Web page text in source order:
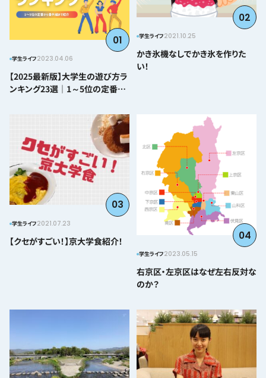
01
学生ライフ2023.04.06
【2025最新版】大学生の遊び方ラ
ンキング23選｜1～5位の定番か
02
学生ライフ2021.10.25
かき氷機なしでかき氷を作りた
い！
03
学生ライフ2021.07.23
【クセがすごい！】京大学食紹介！ 04
学生ライフ2023.05.15
右京区・左京区はなぜ左右反対な
のか？